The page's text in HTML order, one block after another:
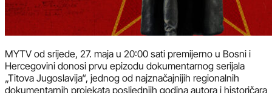
MYTV od srijede, 27. maja u 20:00 sati premijerno u Bosni i
Hercegovini donosi prvu epizodu dokumentarnog serijala
„Titova Jugoslavija“, jednog od najznačajnijih regionalnih
dokumentarnih projekata posljednjih godina autora i historičara